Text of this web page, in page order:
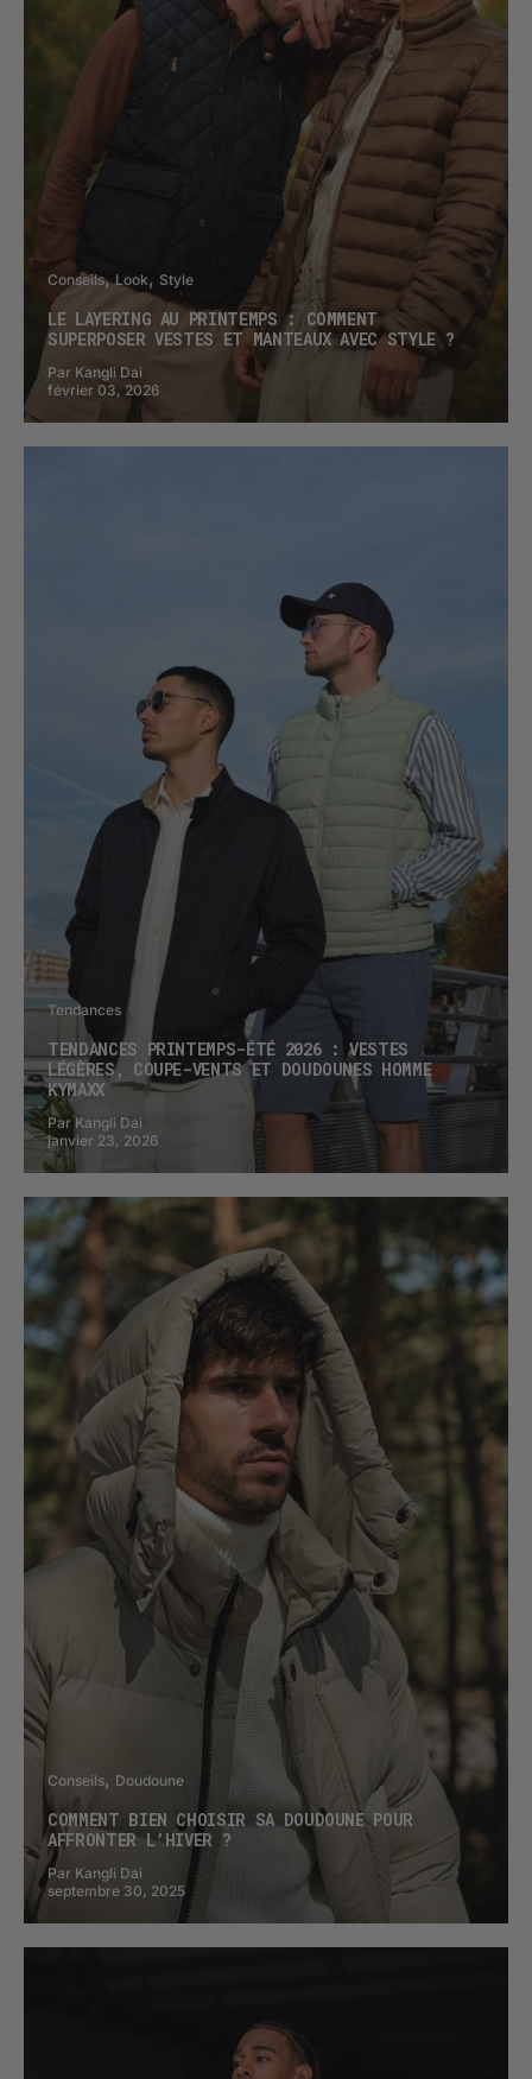
Conseils Look Style
LE LAYERING AU PRINTEMPS : COMMENT
SUPERPOSER VESTES ET MANTEAUX AVEC STYLE ?
Par Kangli Dai
février 03, 2026
Tendances
TENDANCES PRINTEMPS-ÉTÉ 2026 : VESTES
LÉGÈRES, COUPE-VENTS ET DOUDOUNES HOMME
KYMAXX
Par Kangli Dai
janvier 23, 2026
Conseils Doudoune
COMMENT BIEN CHOISIR SA DOUDOUNE POUR
AFFRONTER L’HIVER ?
Par Kangli Dai
septembre 30, 2025